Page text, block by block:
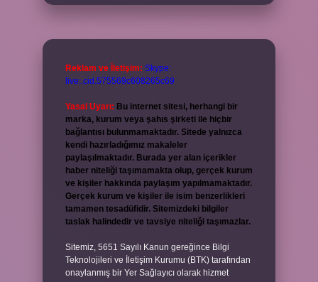
Reklam ve İletişim: Skype:
live:.cid.575569c608265c69
Yasal Uyarı: Bu internet sitesi, herhangi bir
marka, kurum veya şahıs şirketi ile hiçbir
bağlantısı bulunmamaktadır. Sitede yalnızca
kendi hazırladığımız makaleler
paylaşılmaktadır. Burada yer alan içerikler
haber niteliği taşımamakta olup, gerçek kurum
ve kişiler hakkında paylaşım yapılmamaktadır.
Gerçek kurum ve kişiler ile isim benzerlikleri
tamamen tesadüfidir. Sitemizdeki bilgiler
taslak halindedir ve tavsiye niteliği taşımazlar.
Sitemiz, 5651 Sayılı Kanun gereğince Bilgi
Teknolojileri ve İletişim Kurumu (BTK) tarafından
onaylanmış bir Yer Sağlayıcı olarak hizmet